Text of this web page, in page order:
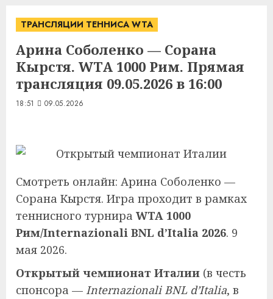
ТРАНСЛЯЦИИ ТЕННИСА WTA
Арина Соболенко — Сорана
Кырстя. WTA 1000 Рим. Прямая
трансляция 09.05.2026 в 16:00
18:51 09.05.2026
Смотреть онлайн: Арина Соболенко —
Сорана Кырстя. Игра проходит в рамках
теннисного турнира WTA 1000
Рим/Internazionali BNL d’Italia 2026. 9
мая 2026.
Открытый чемпионат Италии (в честь
спонсора — Internazionali BNL d’Italia, в